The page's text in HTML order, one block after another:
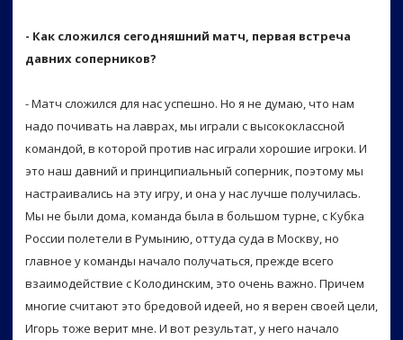
- Как сложился сегодняшний матч, первая встреча
давних соперников?
- Матч сложился для нас успешно. Но я не думаю, что нам
надо почивать на лаврах, мы играли с высококлассной
командой, в которой против нас играли хорошие игроки. И
это наш давний и принципиальный соперник, поэтому мы
настраивались на эту игру, и она у нас лучше получилась.
Мы не были дома, команда была в большом турне, с Кубка
России полетели в Румынию, оттуда суда в Москву, но
главное у команды начало получаться, прежде всего
взаимодействие с Колодинским, это очень важно. Причем
многие считают это бредовой идеей, но я верен своей цели,
Игорь тоже верит мне. И вот результат, у него начало